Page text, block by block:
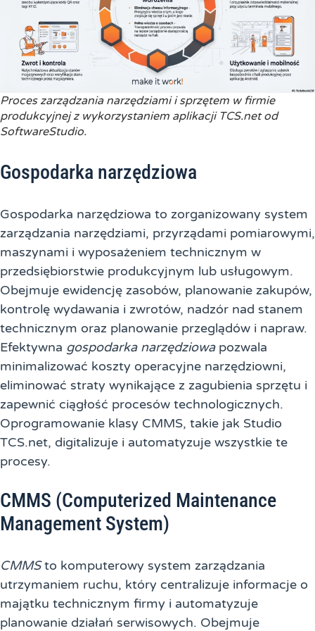
Proces zarządzania narzędziami i sprzętem w firmie
produkcyjnej z wykorzystaniem aplikacji TCS.net od
SoftwareStudio.
Gospodarka narzędziowa
Gospodarka narzędziowa to zorganizowany system
zarządzania narzędziami, przyrządami pomiarowymi,
maszynami i wyposażeniem technicznym w
przedsiębiorstwie produkcyjnym lub usługowym.
Obejmuje ewidencję zasobów, planowanie zakupów,
kontrolę wydawania i zwrotów, nadzór nad stanem
technicznym oraz planowanie przeglądów i napraw.
Efektywna gospodarka narzędziowapozwala
minimalizować koszty operacyjne narzędziowni,
eliminować straty wynikające z zagubienia sprzętu i
zapewnić ciągłość procesów technologicznych.
Oprogramowanie klasy CMMS, takie jak Studio
TCS.net, digitalizuje i automatyzuje wszystkie te
procesy.
CMMS (Computerized Maintenance
Management System)
CMMSto komputerowy system zarządzania
utrzymaniem ruchu, który centralizuje informacje o
majątku technicznym firmy i automatyzuje
planowanie działań serwisowych. Obejmuje